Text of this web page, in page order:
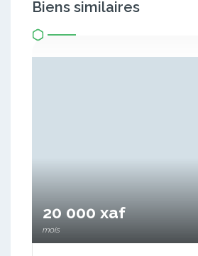
Biens similaires
20 000 xaf
mois